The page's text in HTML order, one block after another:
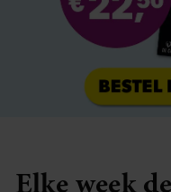
Elke week